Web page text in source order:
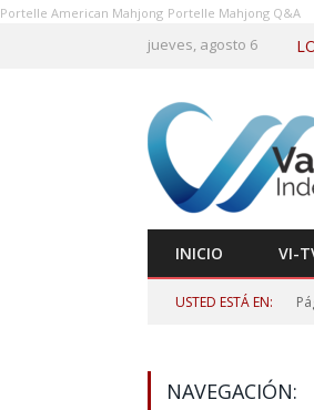
Portelle American Mahjong Portelle Mahjong Q&A
jueves, agosto 6
INICIO VI-
USTED ESTÁ EN:
NAVEGACIÓN: